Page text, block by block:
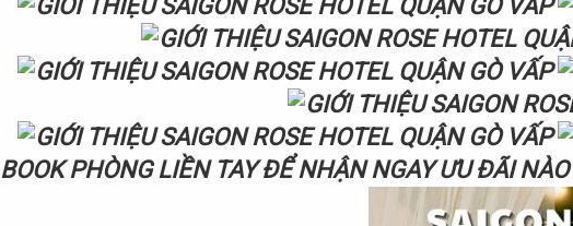
BOOK PHÒNG LIỀN TAY ĐỂ NHẬN NGAY ƯU ĐÃI NÀO